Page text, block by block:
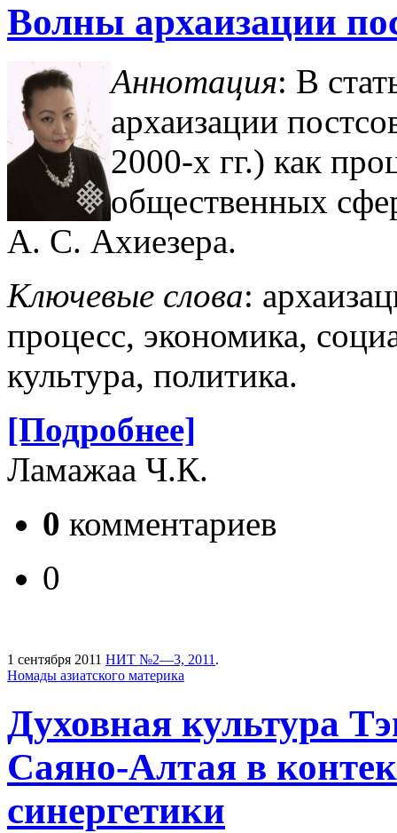
Волны архаизации
Аннотация: В
архаизации
2000-х гг.) как
общественных
А. С. Ахиезера.
Ключевые слова:
процесс, экономика,
культура, политика.
[Подробнее]
Ламажаа Ч.К.
0 комментариев
0
1 сентября 2011 НИТ №2—3, 2011 .
Номады азиатского материка
Духовная культура
Саяно-Алтая в
синергетики